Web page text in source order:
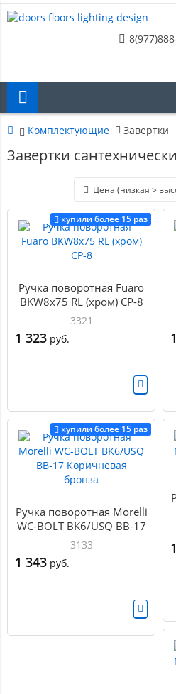
Комплектующие Завертки
Завертки
Цена (низкая >
купили более 15 раз
Ручка поворотная Fuaro
BKW8x75 RL (хром) CP-8
3321
1 323 руб.
купили более 15 раз
Ручка поворотная Morelli
WC-BOLT BK6/USQ BB-17
Коричневая бронза
3133
1 343 руб.